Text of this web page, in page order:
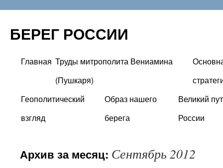
БЕРЕГ РОССИИ
Перейти
содержимому
Главная Труды митрополита Вениамина
(Пушкаря)
Геополитический
взгляд
Образ нашего
берега
Великий
России
Архив за месяц: Сентябрь 2012